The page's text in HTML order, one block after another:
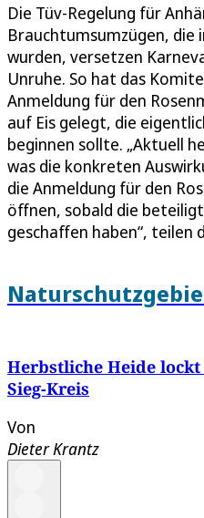
Die Tüv-Regelung für
Brauchtumsumzügen, die
wurden, versetzen
Unruhe. So hat das
Anmeldung für den
auf Eis gelegt, die
beginnen sollte. „Aktuell
was die konkreten
die Anmeldung für den
öffnen, sobald die
geschaffen haben“, teilen
Herbstliche Heide
Sieg-Kreis
Von
Dieter Krantz